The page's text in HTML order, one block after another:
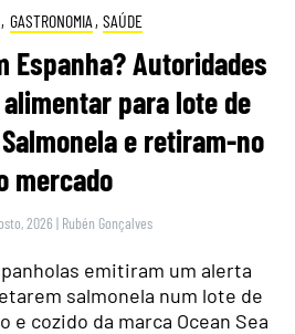
, GASTRONOMIA , SAÚDE
Espanha? Autoridades
para lote de
e retiram-no
mercado
2026 | Rubén Gonçalves
emitiram um alerta
salmonela num lote de
e cozido da marca Ocean Sea